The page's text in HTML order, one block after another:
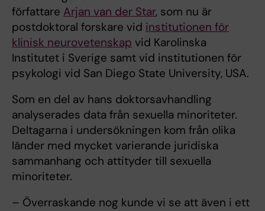
författare Arjan van der Star, som nu är
postdoktoral forskare vid institutionen för
klinisk neurovetenskap vid Karolinska
Institutet i Sverige samt vid institutionen för
psykologi vid San Diego State University, USA.
Som en del av hans doktorsavhandling
analyserades data från sexuella minoriteter.
Deltagarna i undersökningen kom från olika
länder med mycket varierande juridiska
sammanhang och attityder till sexuella
minoriteter.
– Överraskande nog kunde vi se att även i ett